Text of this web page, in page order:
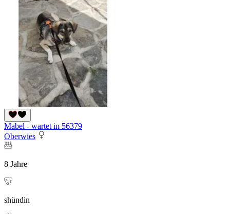
Mabel - wartet in 56379
Oberwies
8 Jahre
shündin